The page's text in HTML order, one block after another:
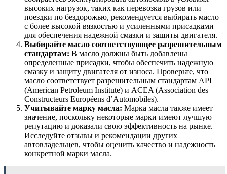
высоких нагрузок, таких как перевозка грузов или
поездки по бездорожью, рекомендуется выбирать масло
с более высокой вязкостью и усиленными присадками
для обеспечения надежной смазки и защиты двигателя.
Выбирайте масло соответствующее разрешительным
стандартам: В масло должны быть добавлены
определенные присадки, чтобы обеспечить надежную
смазку и защиту двигателя от износа. Проверьте, что
масло соответствует разрешительным стандартам API
(American Petroleum Institute) и ACEA (Association des
Constructeurs Européens d’Automobiles).
Учитывайте марку масла: Марка масла также имеет
значение, поскольку некоторые марки имеют лучшую
репутацию и доказали свою эффективность на рынке.
Исследуйте отзывы и рекомендации других
автовладельцев, чтобы оценить качество и надежность
конкретной марки масла.